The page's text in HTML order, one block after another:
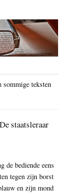
sommige teksten
staatsleraar
de bediende eens
tegen zijn borst
en zijn mond